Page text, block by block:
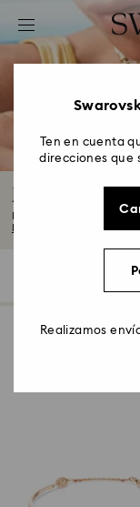
Accesskeys list
0 - Header
2 - Footer
4 - Search results
Joyas de Ojo
Deja la negatividad
Ten en cuenta
direcciones que
Realizamos